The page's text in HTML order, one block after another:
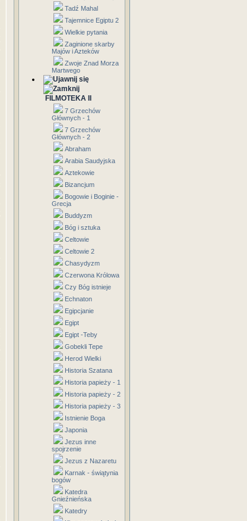
Tadź Mahal
Tajemnice Egiptu 2
Wielkie pytania
Zaginione skarby
Majów i Azteków
Zwoje Znad Morza
Martwego
FILMOTEKA II
7 Grzechów
Głównych - 1
7 Grzechów
Głównych - 2
Abraham
Arabia Saudyjska
Aztekowie
Bizancjum
Bogowie i Boginie -
Grecja
Buddyzm
Bóg i sztuka
Celtowie
Celtowie 2
Chasydyzm
Czerwona Królowa
Czy Bóg istnieje
Echnaton
Egipcjanie
Egipt
Egipt -Teby
Gobekli Tepe
Herod Wielki
Historia Szatana
Historia papieży - 1
Historia papieży - 2
Historia papieży - 3
Istnienie Boga
Japonia
Jezus inne
spojrzenie
Jezus z Nazaretu
Karnak - świątynia
bogów
Katedra
Gnieźnieńska
Katedry